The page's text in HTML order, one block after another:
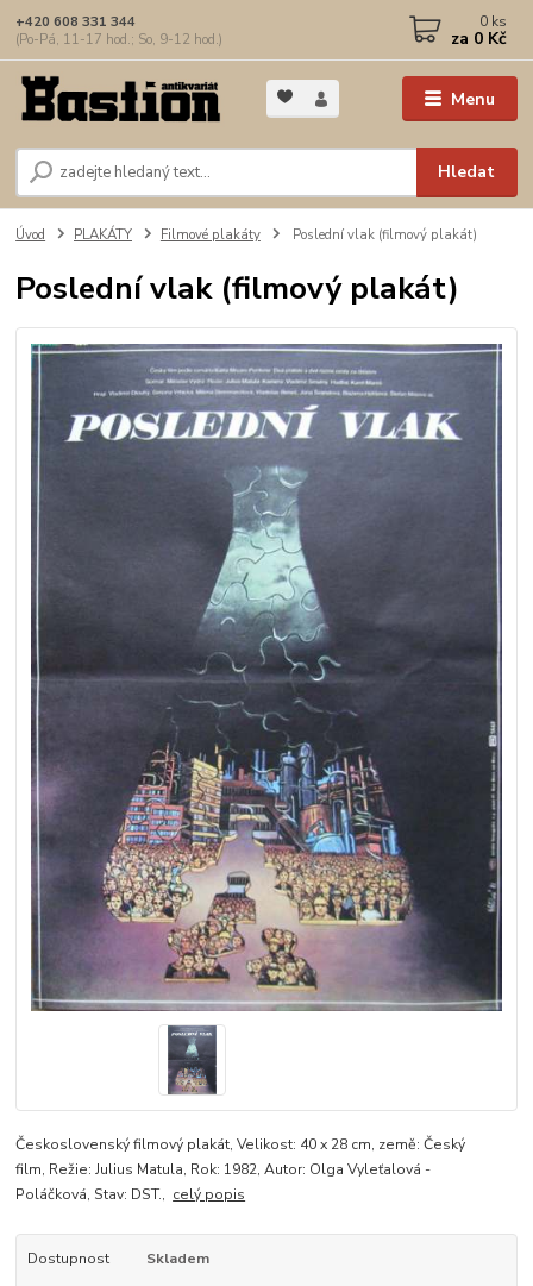
Menu
Hledat
+420 608 331 344
(Po-Pá, 11-17 hod.; So, 9-12 hod.)
0 ks
za 0 Kč
Úvod PLAKÁTY Filmové plakáty Poslední vlak (filmový plakát)
Poslední vlak (filmový plakát)
Československý filmový plakát, Velikost: 40 x 28 cm, země: Český
film, Režie: Julius Matula, Rok: 1982, Autor: Olga Vyleťalová -
Poláčková, Stav: DST., celý popis
Dostupnost Skladem